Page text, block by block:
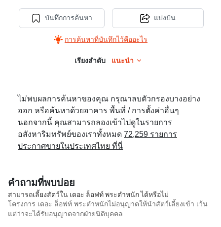
บันทึกการค้นหา
การค้นหาที่บันทึกไว้คืออะไร
แบ่งปัน
เรียงลำดับ แนะนำ
ไม่พบผลการค้นหาของคุณ กรุณาลบตัวกรองบางอย่าง
ออก หรือค้นหาด้วยอาคาร พื้นที่ / การตั้งค่าอื่นๆ
นอกจากนี้ คุณสามารถลองเข้าไปดูในรายการ
อสังหาริมทรัพย์ของเราทั้งหมด 72,259 รายการ
ประกาศขายในประเทศไทย ที่นี่
คำถามที่พบบ่อย
สามารถเลี้ยงสัตว์ใน เดอะ ล็อฟท์ พระตำหนัก ได้หรือไม่
โครงการ เดอะ ล็อฟท์ พระตำหนักไม่อนุญาตให้นำสัตว์เลี้ยงเข้า เว้น
แต่ว่าจะได้รับอนุญาตจากฝ่ายนิติบุคคล